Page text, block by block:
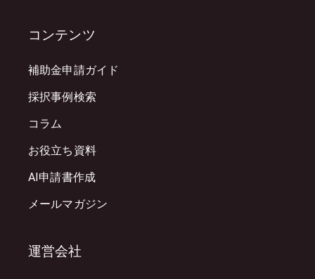
コンテンツ
補助金申請ガイド
採択事例検索
コラム
お役立ち資料
AI申請書作成
メールマガジン
運営会社